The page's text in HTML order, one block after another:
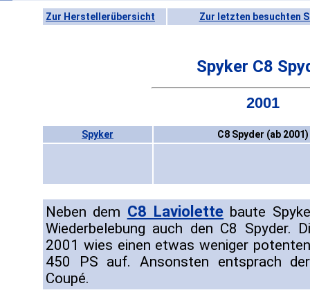
Zur Herstellerübersicht Zur letzten besuchten
Spyker C8
2001
Spyker C8 Spyder (ab 2001)
Neben dem C8 Laviolette baute
Wiederbelebung auch den C8 Spyder.
2001 wies einen etwas weniger
450 PS auf. Ansonsten entsprach
Coupé.